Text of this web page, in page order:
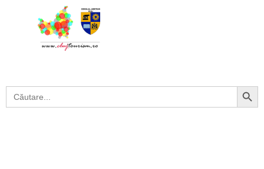
Search
for:
Search Button